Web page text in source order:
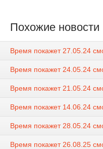
Похожие новости
Время покажет 27.05.24
Время покажет 24.05.24
Время покажет 21.05.24
Время покажет 14.06.24
Время покажет 28.05.24
Время покажет 26.08.25